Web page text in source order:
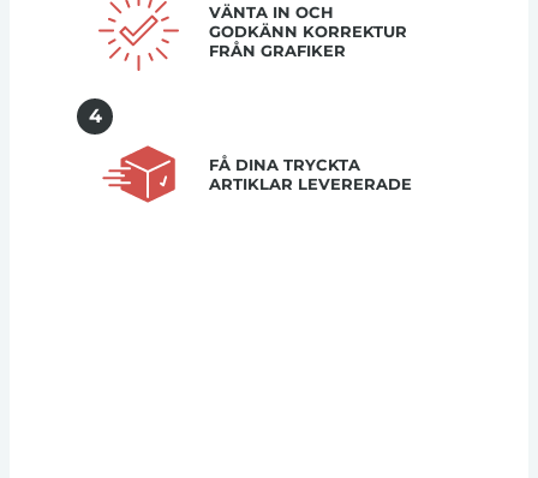
VÄNTA IN OCH
GODKÄNN KORREKTUR
FRÅN GRAFIKER
4
FÅ DINA TRYCKTA
ARTIKLAR LEVERERADE